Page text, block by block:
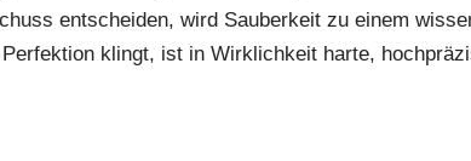
entscheiden, wird Sauberkeit zu einem
Perfektion klingt, ist in Wirklichkeit harte,